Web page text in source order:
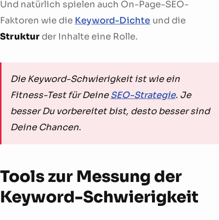
Und natürlich spielen auch On-Page-SEO-
Faktoren wie die Keyword-Dichte und die
Struktur der Inhalte eine Rolle.
Die Keyword-Schwierigkeit ist wie ein
Fitness-Test für DeineSEO-Strategie. Je
besser Du vorbereitet bist, desto besser sind
Deine Chancen.
Tools zur Messung der
Keyword-Schwierigkeit